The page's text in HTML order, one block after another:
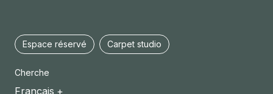
Espace réservé Carpet studio
Cherche
Français